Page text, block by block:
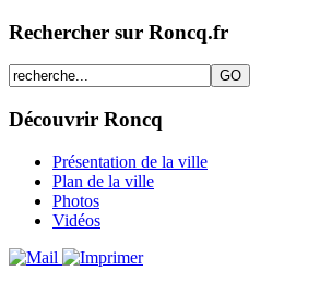
Rechercher sur Roncq.fr
Découvrir Roncq
Présentation de la ville
Plan de la ville
Photos
Vidéos